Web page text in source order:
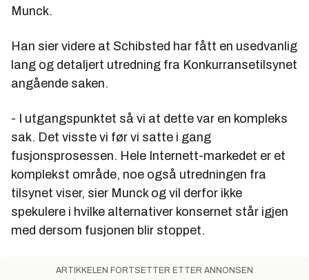
Munck.
Han sier videre at Schibsted har fått en usedvanlig
lang og detaljert utredning fra Konkurransetilsynet
angående saken.
- I utgangspunktet så vi at dette var en kompleks
sak. Det visste vi før vi satte i gang
fusjonsprosessen. Hele Internett-markedet er et
komplekst område, noe også utredningen fra
tilsynet viser, sier Munck og vil derfor ikke
spekulere i hvilke alternativer konsernet står igjen
med dersom fusjonen blir stoppet.
ARTIKKELEN FORTSETTER ETTER ANNONSEN